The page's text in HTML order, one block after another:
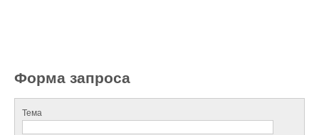
Форма запроса
Тема